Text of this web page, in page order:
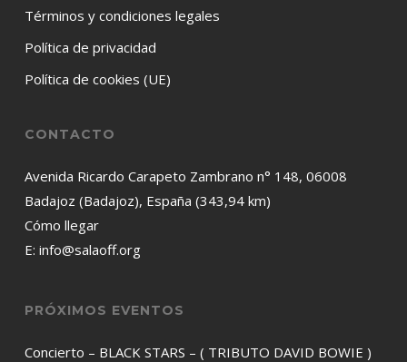
Términos y condiciones legales
Política de privacidad
Política de cookies (UE)
CONTACTO
Avenida Ricardo Carapeto Zambrano n° 148, 06008
Badajoz (Badajoz), España (343,94 km)
Cómo llegar
E: info@salaoff.org
PRÓXIMOS EVENTOS
Concierto – BLACK STARS – ( TRIBUTO DAVID BOWIE )